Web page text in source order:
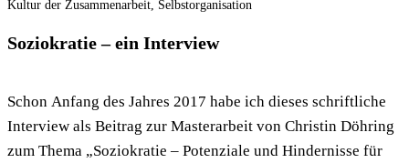
Kultur der Zusammenarbeit, Selbstorganisation
Soziokratie – ein Interview
Schon Anfang des Jahres 2017 habe ich dieses schriftliche
Interview als Beitrag zur Masterarbeit von Christin Döhring
zum Thema „Soziokratie – Potenziale und Hindernisse für